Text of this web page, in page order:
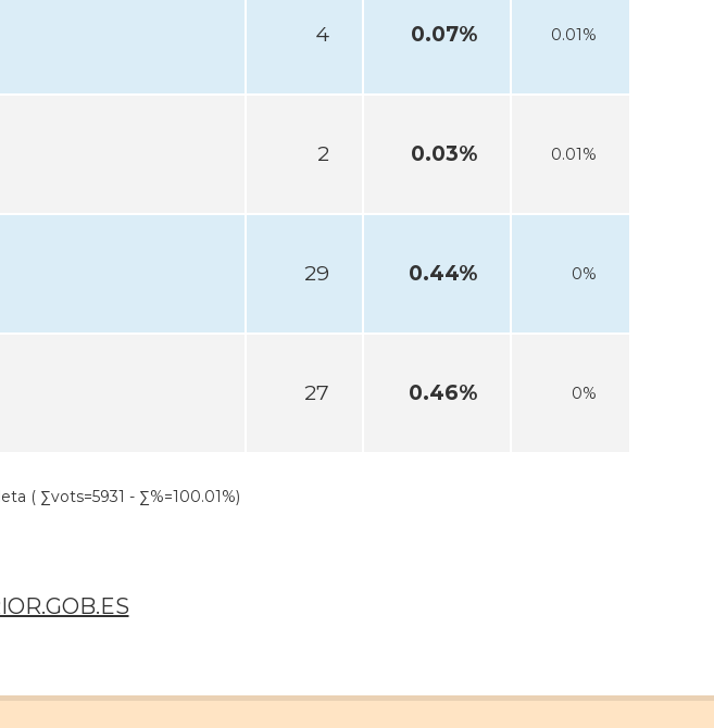
4 0.07% 0.01%
2 0.03% 0.01%
29 0.44% 0%
27 0.46% 0%
( ∑vots=5931 - ∑%=100.01%)